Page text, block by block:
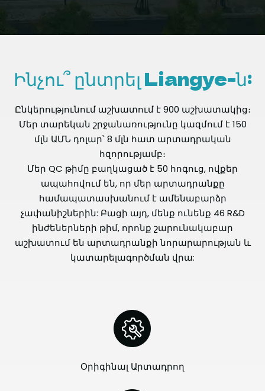
Ինչու՞ ընտրել Liangye-ն:
Ընկերությունում աշխատում է 900 աշխատակից։
Մեր տարեկան շրջանառությունը կազմում է 150
մլն ԱՄՆ դոլար՝ 8 մլն հատ արտադրական
հզորությամբ։
Մեր QC թիմը բաղկացած է 50 հոգուց, ովքեր
ապահովում են, որ մեր արտադրանքը
համապատասխանում է ամենաբարձր
չափանիշներին: Բացի այդ, մենք ունենք 46 R&D
ինժեներների թիմ, որոնք շարունակաբար
աշխատում են արտադրանքի նորարարության և
կատարելագործման վրա:
Օրիգինալ Արտադրող